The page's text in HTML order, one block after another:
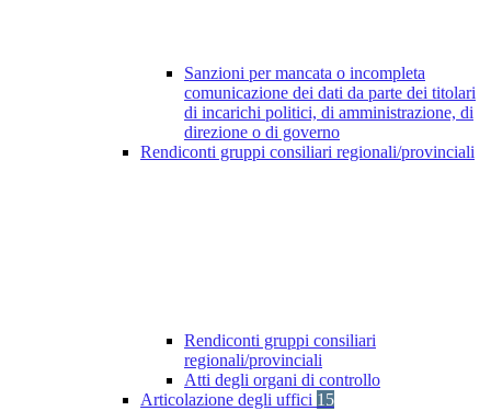
Sanzioni per mancata o incompleta
comunicazione dei dati da parte dei titolari
di incarichi politici, di amministrazione, di
direzione o di governo
Rendiconti gruppi consiliari regionali/provinciali
Rendiconti gruppi consiliari
regionali/provinciali
Atti degli organi di controllo
Articolazione degli uffici 15